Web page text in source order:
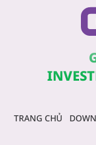
TRANG CHỦ